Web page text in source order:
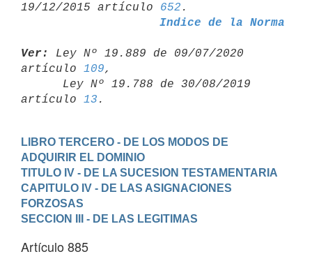
19/12/2015 artículo 652
Indice de la Norma
Ver:
Ley Nº 19.889 de 09/07/2020
artículo 109,
artículo 13
LIBRO TERCERO - DE LOS MODOS DE
ADQUIRIR EL DOMINIO
TITULO IV - DE LA SUCESION TESTAMENTARIA
CAPITULO IV - DE LAS ASIGNACIONES
FORZOSAS
SECCION III - DE LAS LEGITIMAS
Artículo 885